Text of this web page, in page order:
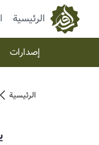
الرئيسية
إصدارات
الرئيسية